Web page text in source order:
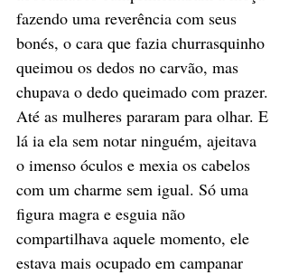
fazendo uma reverência com seus
bonés, o cara que fazia churrasquinho
queimou os dedos no carvão, mas
chupava o dedo queimado com prazer.
Até as mulheres pararam para olhar. E
lá ia ela sem notar ninguém, ajeitava
o imenso óculos e mexia os cabelos
com um charme sem igual. Só uma
figura magra e esguia não
compartilhava aquele momento, ele
estava mais ocupado em campanar